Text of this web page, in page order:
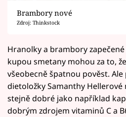
Brambory nové
Zdroj: Thinkstock
Hranolky a brambory
kupou smetany mohou za to,
všeobecně špatnou pověst.
dietoložky Samanthy
stejně dobré jako například
dobrým zdrojem vitaminů C a